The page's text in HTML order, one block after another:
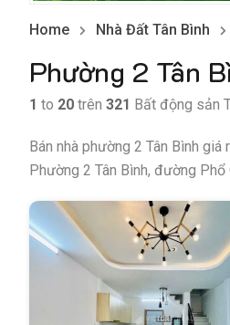
Home Nhà Đất Tân Bình
Phường 2 Tân
1 to 20 trên 321 Bất động sản
Bán nhà phường 2 Tân Bình
Phường 2 Tân Bình, đường